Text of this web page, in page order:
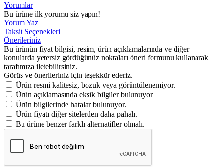
Yorumlar
Bu ürüne ilk yorumu siz yapın!
Yorum Yaz
Taksit Seçenekleri
Önerileriniz
Bu ürünün fiyat bilgisi, resim, ürün açıklamalarında ve diğer
konularda yetersiz gördüğünüz noktaları öneri formunu kullanarak
tarafımıza iletebilirsiniz.
Görüş ve önerileriniz için teşekkür ederiz.
Ürün resmi kalitesiz, bozuk veya görüntülenemiyor.
Ürün açıklamasında eksik bilgiler bulunuyor.
Ürün bilgilerinde hatalar bulunuyor.
Ürün fiyatı diğer sitelerden daha pahalı.
Bu ürüne benzer farklı alternatifler olmalı.